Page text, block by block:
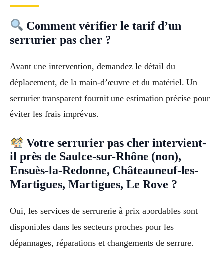
Comment vérifier le tarif d’un
serrurier pas cher ?
Avant une intervention, demandez le détail du
déplacement, de la main-d’œuvre et du matériel. Un
serrurier transparent fournit une estimation précise pour
éviter les frais imprévus.
Votre serrurier pas cher intervient-
il près de Saulce-sur-Rhône (non),
Ensuès-la-Redonne, Châteauneuf-les-
Martigues, Martigues, Le Rove ?
Oui, les services de serrurerie à prix abordables sont
disponibles dans les secteurs proches pour les
dépannages, réparations et changements de serrure.